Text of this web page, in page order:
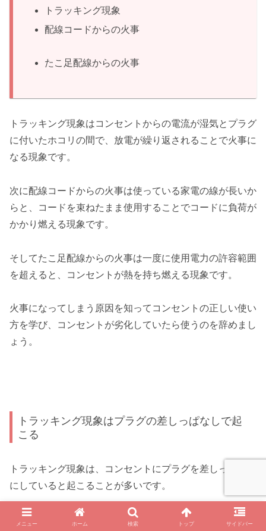
トラッキング現象
配線コードからの火事
たこ足配線からの火事
トラッキング現象はコンセントからの電流が湿気とプラグ
に付いたホコリの間で、放電が繰り返されることで火事に
なる現象です。
次に配線コードからの火事は使っている家電の線が長いか
らと、コードを束ねたまま使用することでコードに負荷が
かかり燃える現象です。
そしてたこ足配線からの火事は一度に使用電力の許容範囲
を超えると、コンセントが熱を持ち燃える現象です。
火事になってしまう原因を知ってコンセントの正しい使い
方を学び、コンセントが劣化していたら使うのを辞めまし
ょう。
トラッキング現象はプラグの差しっぱなしで起
こる
トラッキング現象は、コンセントにプラグを差しっぱなし
にしていると起こることが多いです。
差しっぱなしにしているとコンセント部分にホコリが溜ま
メニュー ホーム 検索 トップ サイドバー